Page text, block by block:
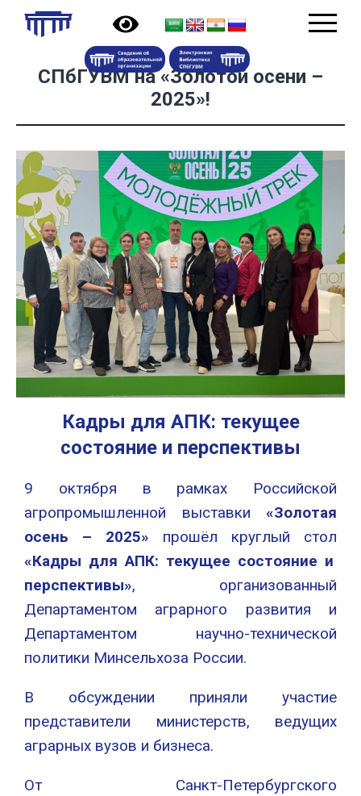
СПбГУВМ на «Золотой осени –
2025»!
Кадры для АПК: текущее
состояние и перспективы
9 октября в рамках Российской
агропромышленной выставки «Золотая
осень – 2025» прошёл круглый стол
«Кадры для АПК: текущее состояние и
перспективы», организованный
Департаментом аграрного развития и
Департаментом научно-технической
политики Минсельхоза России.
В обсуждении приняли участие
представители министерств, ведущих
аграрных вузов и бизнеса.
От Санкт-Петербургского